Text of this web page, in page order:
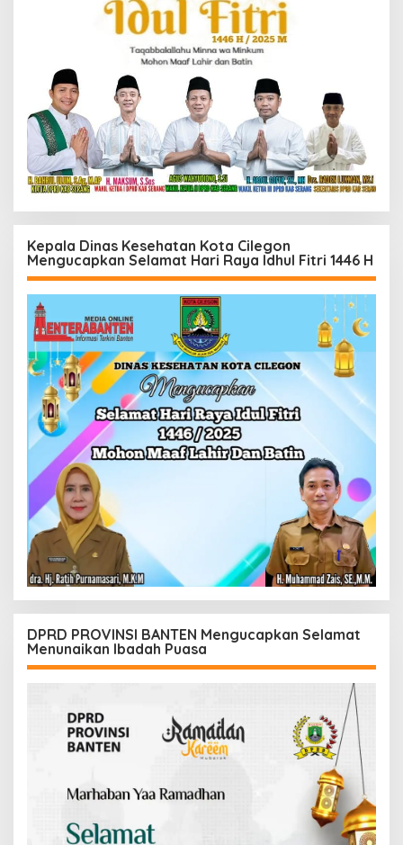
Kepala Dinas Kesehatan Kota Cilegon
Mengucapkan Selamat Hari Raya Idhul Fitri 1446 H
DPRD PROVINSI BANTEN Mengucapkan Selamat
Menunaikan Ibadah Puasa